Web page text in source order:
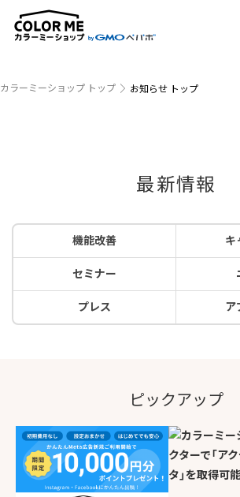
カラーミーショップ トップ お知らせ トップ
最新情報
機能改善 キ
セミナー
プレス ア
ピックアップ